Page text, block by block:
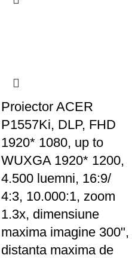
Proiector ACER
P1557Ki, DLP, FHD
1920* 1080, up to
WUXGA 1920* 1200,
4.500 luemni, 16:9/
4:3, 10.000:1, zoom
1.3x, dimensiune
maxima imagine 300",
distanta maxima de